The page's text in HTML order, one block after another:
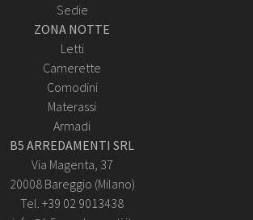
Sedie
ZONA NOTTE
Letti
Camerette
Comodini
Materassi
Armadi
B5 ARREDAMENTI SRL
Via Magenta, 37
20008 Bareggio (Milano)
Tel. +39 02 9013438